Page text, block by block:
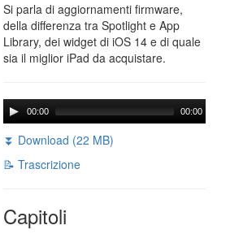
Si parla di aggiornamenti firmware,
della differenza tra Spotlight e App
Library, dei widget di iOS 14 e di quale
sia il miglior iPad da acquistare.
00:00 00:00
⏬ Download (22 MB)
📝 Trascrizione
Capitoli